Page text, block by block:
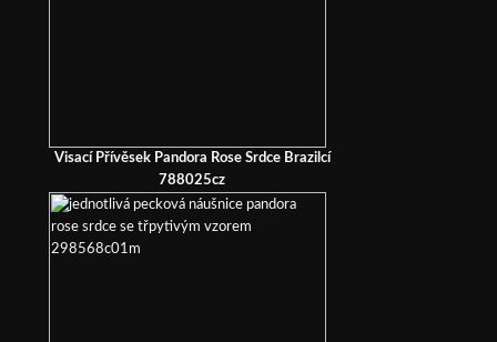
Visací Přívěsek Pandora Rose Srdce Brazilcí
788025cz